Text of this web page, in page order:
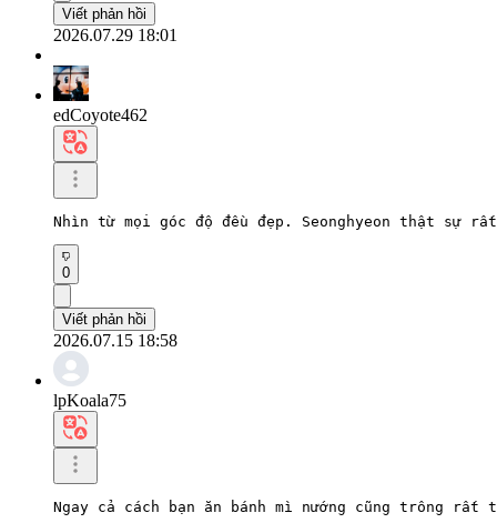
Viết phản hồi
2026.07.29 18:01
edCoyote462
Nhìn từ mọi góc độ đều đẹp. Seonghyeon thật sự
0
Viết phản hồi
2026.07.15 18:58
lpKoala75
Ngay cả cách bạn ăn bánh mì nướng cũng trông